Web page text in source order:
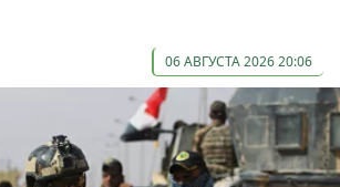
06 АВГУСТА 2026 20:06